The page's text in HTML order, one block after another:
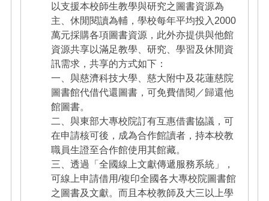
以支援本校師生教學與研究之圖書資源為
主、休閒閱讀為輔，學校每年平均投入2000
萬元採購各項圖書資源，此外亦提供與他館
資源共享以滿足教學、研究、學習及休閒資
訊需求，共享的方式如下：
一、與慈濟科技大學、慈大附中及花蓮慈院
圖書館代借代還圖書，可免費借閱／歸還他
館圖書。
二、與東部大專校院訂有互惠借書協議，可
在申請核可後，成為合作館讀者，持本校教
職員生證至合作館使用其館藏。
三、透過「全國線上文獻傳遞服務系統」，
可線上申請借用/複印全國各大專校院圖書館
之圖書及文獻。而且本校教師及大三以上學